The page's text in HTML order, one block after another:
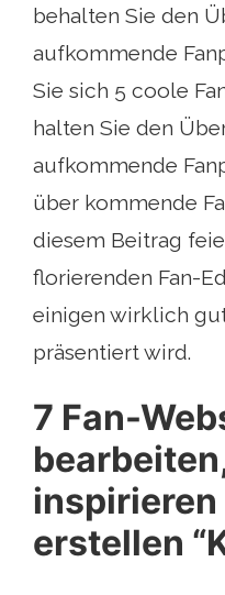
behalten Sie den
aufkommende
Sie sich 5 coole
halten Sie den
aufkommende
über kommende
diesem Beitrag
florierenden Fan-
einigen wirklich
präsentiert wird.
7 Fan-
inspirieren
erstellen